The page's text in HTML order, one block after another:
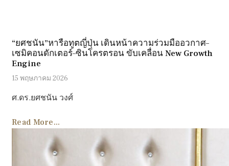
“ยศชนัน”หารือทูตญี่ปุ่น เดินหน้าความร่วมมืออวกาศ–
เซมิคอนดักเตอร์–ซินโครตรอน ขับเคลื่อน New Growth
Engine
15 พฤษภาคม 2026
ศ.ดร.ยศชนัน วงศ์
Read More...